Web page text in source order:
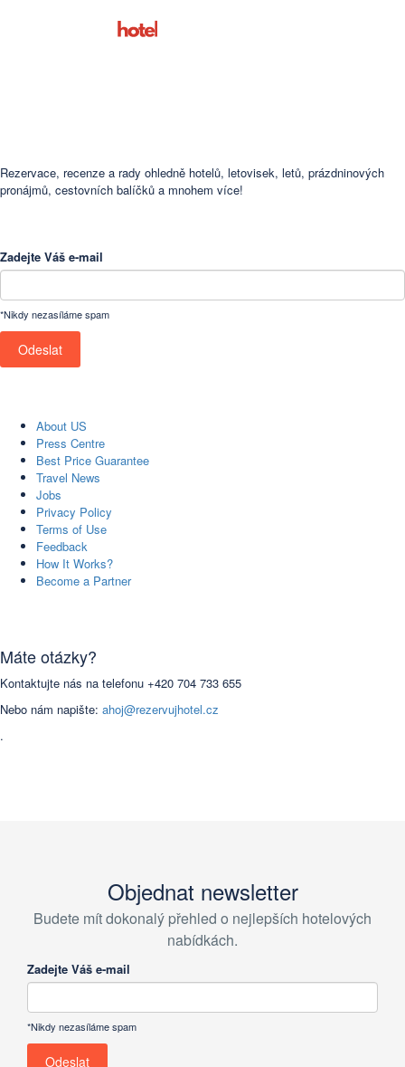
Rezervace, recenze a rady ohledně hotelů, letovisek, letů, prázdninových
pronájmů, cestovních balíčků a mnohem více!
Zadejte Váš e-mail
*Nikdy nezasíláme spam
About US
Press Centre
Best Price Guarantee
Travel News
Jobs
Privacy Policy
Terms of Use
Feedback
How It Works?
Become a Partner
Máte otázky?
Kontaktujte nás na telefonu +420 704 733 655
Nebo nám napište: ahoj@rezervujhotel.cz
.
Objednat newsletter
Budete mít dokonalý přehled o nejlepších hotelových
nabídkách.
Zadejte Váš e-mail
*Nikdy nezasíláme spam